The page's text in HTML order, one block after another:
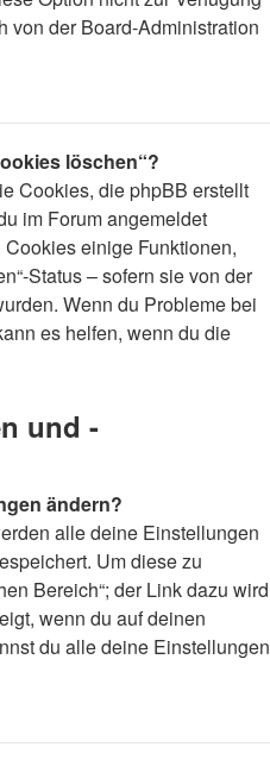
von der Board-Administration
löschen“?
Cookies, die phpBB erstellt
im Forum angemeldet
einige Funktionen,
Status – sofern sie von der
Wenn du Probleme bei
es helfen, wenn du die
und -
ändern?
alle deine Einstellungen
Um diese zu
Bereich“; der Link dazu wird
wenn du auf deinen
du alle deine Einstellungen